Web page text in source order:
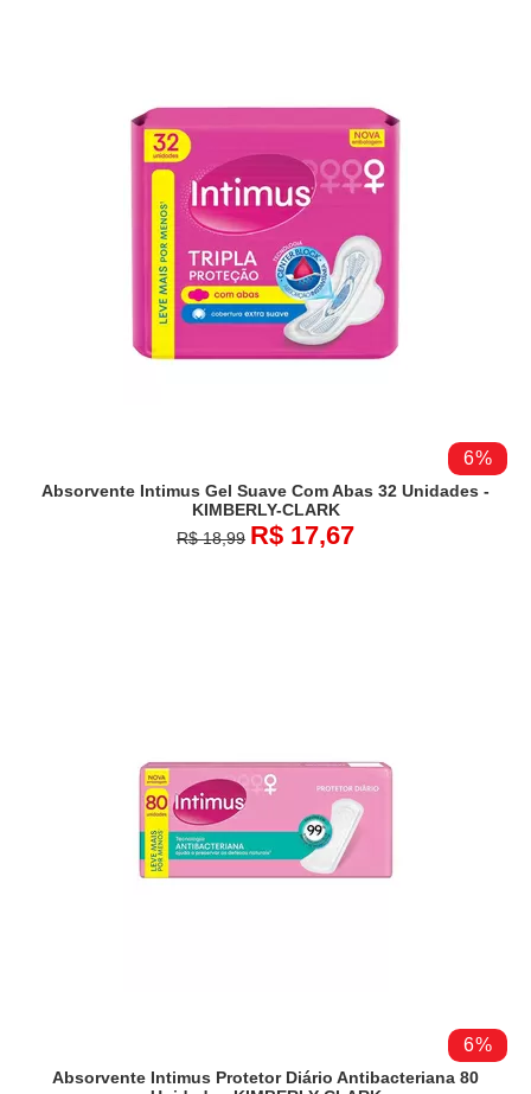
6%
Absorvente Intimus Gel Suave Com Abas 32 Unidades -
KIMBERLY-CLARK
R$ 18,99 R$ 17,67
6%
Absorvente Intimus Protetor Diário Antibacteriana 80